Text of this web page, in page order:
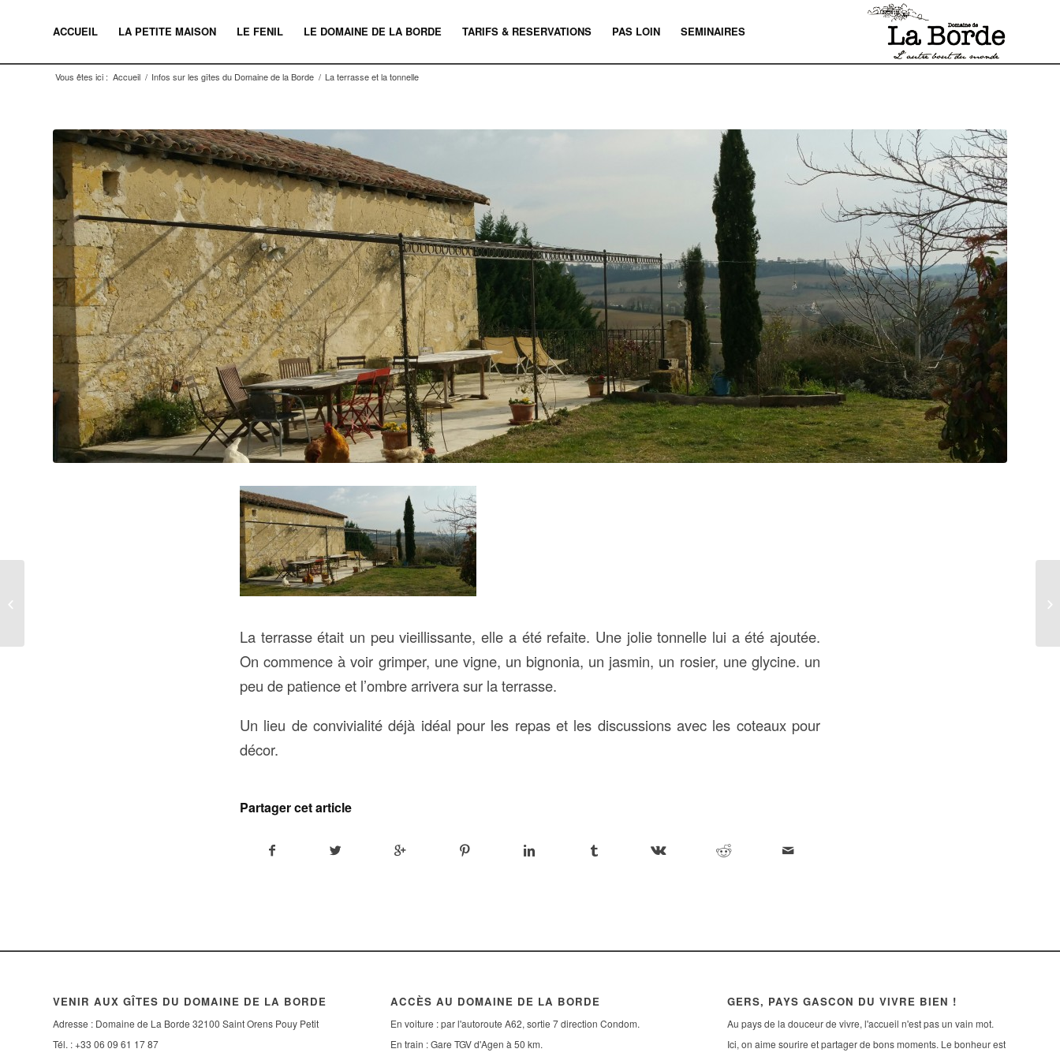
ACCUEIL LA PETITE MAISON LE FENIL LE DOMAINE DE LA BORDE TARIFS & RESERVATIONS PAS LOIN SEMINAIRES
Vous êtes ici : Accueil / Infos sur les gîtes du Domaine de la Borde / La terrasse et la tonnelle
La terrasse était un peu vieillissante, elle a été refaite. Une jolie tonnelle lui a été ajoutée.
On commence à voir grimper, une vigne, un bignonia, un jasmin, un rosier, une glycine. un
peu de patience et l’ombre arrivera sur la terrasse.
Un lieu de convivialité déjà idéal pour les repas et les discussions avec les coteaux pour
décor.
Partager cet article
VENIR AUX GÎTES DU DOMAINE DE LA BORDE
Adresse : Domaine de La Borde 32100 Saint Orens Pouy Petit
Tél. : +33 06 09 61 17 87
ACCÈS AU DOMAINE DE LA BORDE
En voiture : par l'autoroute A62, sortie 7 direction Condom.
En train : Gare TGV d'Agen à 50 km.
GERS, PAYS GASCON DU VIVRE BIEN !
Au pays de la douceur de vivre, l'accueil n'est pas un vain mot.
Ici, on aime sourire et partager de bons moments. Le bonheur est